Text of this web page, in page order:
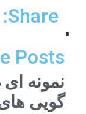
Share:
Posts
نمونه
گویی